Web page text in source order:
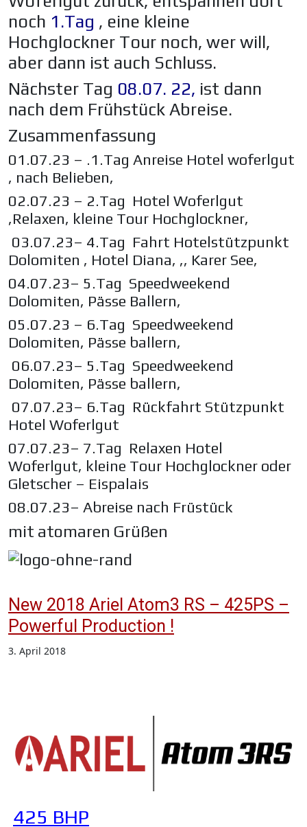
noch 1.Tag , eine kleine
Hochglockner Tour noch, wer will,
aber dann ist auch Schluss.
Nächster Tag 08.07. 22, ist dann
nach dem Frühstück Abreise.
Zusammenfassung
01.07.23 – .1.Tag Anreise Hotel woferlgut
, nach Belieben,
02.07.23 – 2.Tag Hotel Woferlgut
,Relaxen, kleine Tour Hochglockner,
03.07.23– 4.Tag Fahrt Hotelstützpunkt
Dolomiten , Hotel Diana, ,, Karer See,
04.07.23– 5.Tag Speedweekend
Dolomiten, Pässe Ballern,
05.07.23 – 6.Tag Speedweekend
Dolomiten, Pässe ballern,
06.07.23– 5.Tag Speedweekend
Dolomiten, Pässe ballern,
07.07.23– 6.Tag Rückfahrt Stützpunkt
Hotel Woferlgut
07.07.23– 7.Tag Relaxen Hotel
Woferlgut, kleine Tour Hochglockner oder
Gletscher – Eispalais
08.07.23– Abreise nach Früstück
mit atomaren Grüßen
New 2018 Ariel Atom3 RS – 425PS –
Powerful Production !
3. April 2018
425 BHP